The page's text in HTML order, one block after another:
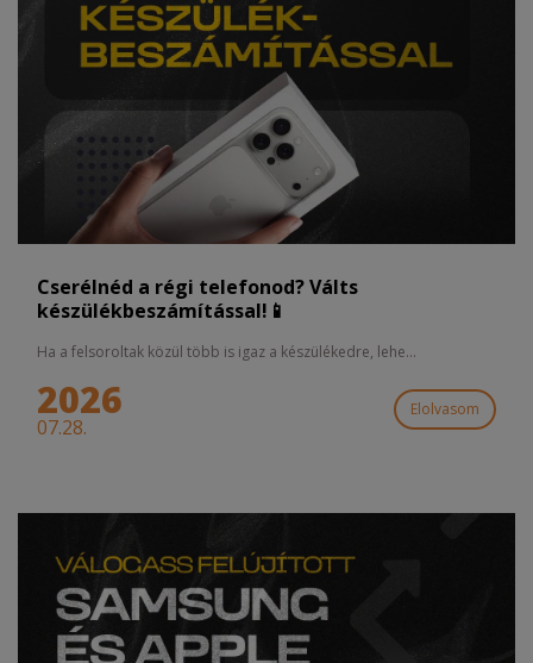
Cserélnéd a régi telefonod? Válts
készülékbeszámítással!📱
Ha a felsoroltak közül több is igaz a készülékedre, lehe...
2026
07.28.
Elolvasom